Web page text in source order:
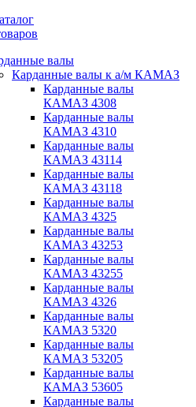
валы
Карданные валы к а/м КАМАЗ
Карданные валы
КАМАЗ 4308
Карданные валы
КАМАЗ 4310
Карданные валы
КАМАЗ 43114
Карданные валы
КАМАЗ 43118
Карданные валы
КАМАЗ 4325
Карданные валы
КАМАЗ 43253
Карданные валы
КАМАЗ 43255
Карданные валы
КАМАЗ 4326
Карданные валы
КАМАЗ 5320
Карданные валы
КАМАЗ 53205
Карданные валы
КАМАЗ 53605
Карданные валы